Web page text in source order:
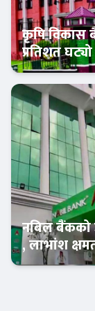
Banner News
कृषि विकास
प्रतिशत
नबिल बैंकको
, लाभांश